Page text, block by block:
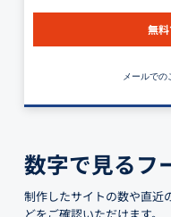
無
メールで
数字で見るフ
制作したサイトの数や直近
どをご確認いただけます。